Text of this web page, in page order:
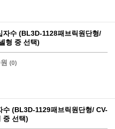
자수 (BL3D-1128패브릭원단형/
형 중 선택)
(0)
수 (BL3D-1129패브릭원단형/ CV-
중 선택)